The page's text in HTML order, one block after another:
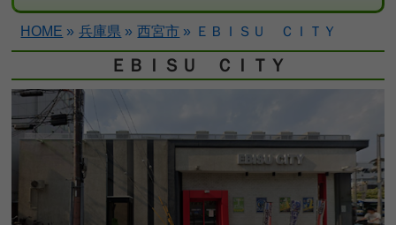
HOME » 兵庫県 » 西宮市 » ＥＢＩＳＵ ＣＩＴＹ
ＥＢＩＳＵ ＣＩＴＹ